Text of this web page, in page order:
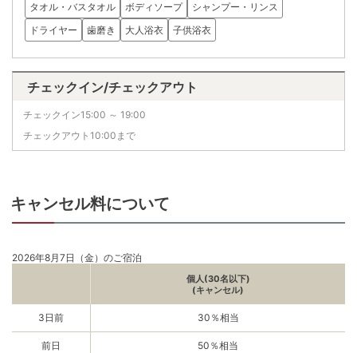
タオル・バスタオル ボディソープ
シャンプー・リンス
ドライヤー
歯磨き 大人浴衣 子供浴衣
チェックイン/チェックアウト
チェックイン15:00 ～ 19:00
チェックアウト10:00まで
キャンセル料について
2026年8月7日（金）のご宿泊
個人(30名以下)
(キャンセル)
3日前 30％相当
前日 50％相当